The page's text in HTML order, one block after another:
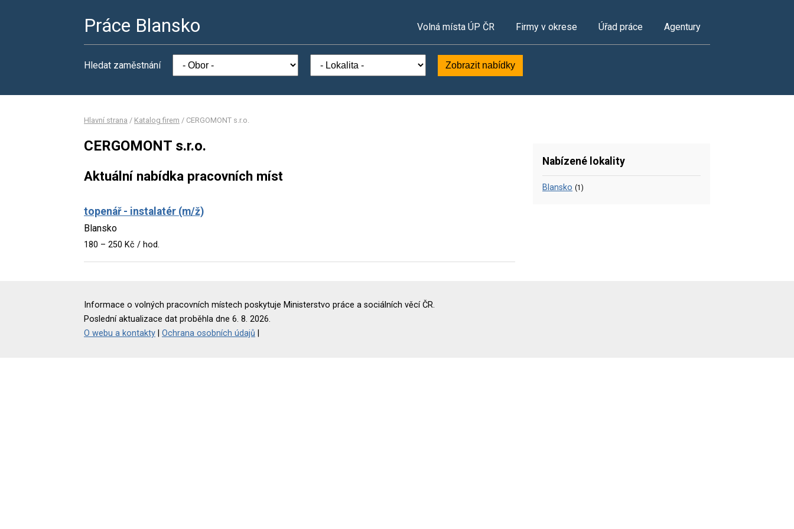
Práce Blansko Volná místa ÚP ČR Firmy v okrese Úřad práce Agentury
Hledat zaměstnání Zobrazit nabídky
Hlavní strana / Katalog firem / CERGOMONT s.r.o.
CERGOMONT s.r.o.
Aktuální nabídka pracovních míst
topenář - instalatér (m/ž)
Blansko
180 – 250 Kč / hod.
Nabízené lokality
Blansko (1)
Informace o volných pracovních místech poskytuje Ministerstvo práce a sociálních věcí ČR.
Poslední aktualizace dat proběhla dne 6. 8. 2026.
O webu a kontakty
Ochrana osobních údajů